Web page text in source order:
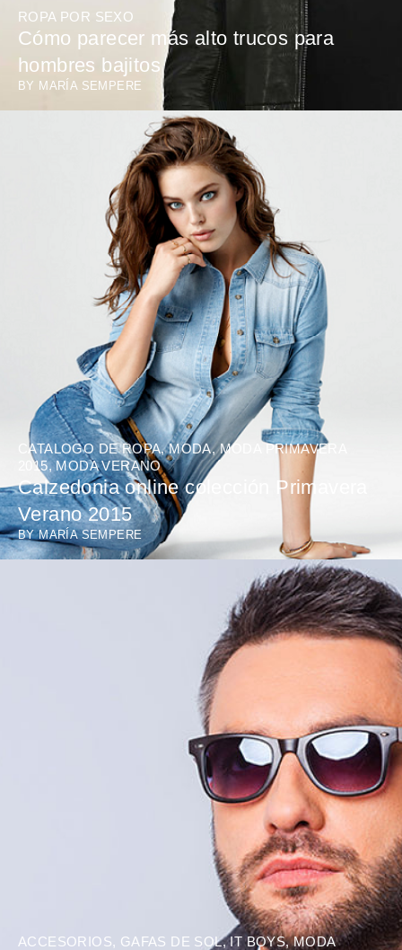
ROPA POR SEXO
Cómo parecer más alto trucos para
hombres bajitos
BY MARÍA SEMPERE
CATALOGO DE ROPA,MODA,MODA PRIMAVERA
2015,MODA VERANO
Calzedonia online colección Primavera
Verano 2015
BYMARÍA SEMPERE
ACCESORIOS, GAFAS DE SOL,IT BOYS,MODA